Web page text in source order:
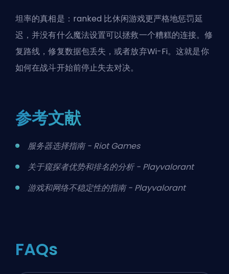
坦率的真相是：ranked 比休闲游戏更严格地惩罚延
迟，并没有什么魔法设置可以拯救一个糟糕的连接。修
复路线，修复数据包丢失，或者放弃Wi-Fi。这就是你
如何在战斗开始前停止失去对决。
参考文献
服务器选择指南 - Riot Games
关于窥探者优势和排名的分析 - Playvalorant
游戏和网络不稳定性的指南 - Playvalorant
FAQs